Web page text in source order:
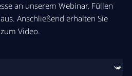
an unserem Webinar. Füllen
Anschließend erhalten Sie
Video.